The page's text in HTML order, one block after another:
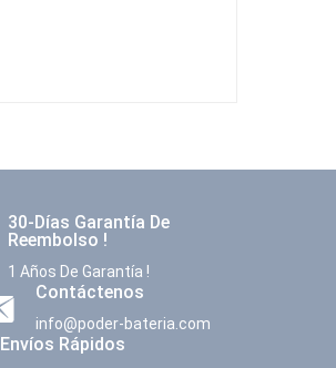
30-Días Garantía De
Reembolso !
1 Años De Garantía !
Contáctenos
info@poder-bateria.com
Envíos Rápidos